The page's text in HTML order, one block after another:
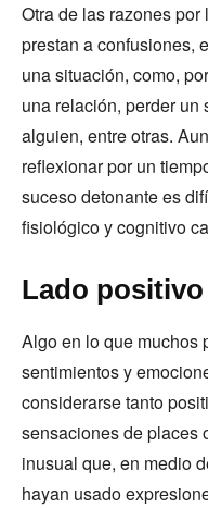
Otra de las razones
prestan a confusiones,
una situación, como,
una relación, perder un
alguien, entre otras.
reflexionar por un
suceso detonante es
fisiológico y cognitivo
Lado
Algo en lo que muchos
sentimientos y
considerarse tanto
sensaciones de places
inusual que, en medio
hayan usado